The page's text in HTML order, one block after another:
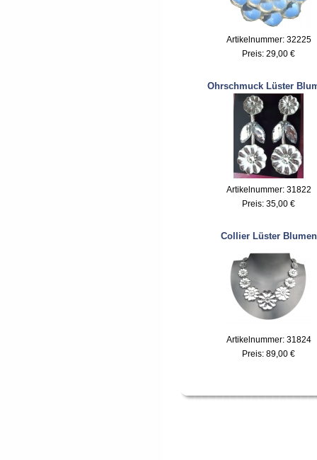
Artikelnummer: 32225
Preis: 29,00 €
Ohrschmuck Lüster
Artikelnummer: 31822
Preis: 35,00 €
Collier Lüster Blumen
Artikelnummer: 31824
Preis: 89,00 €